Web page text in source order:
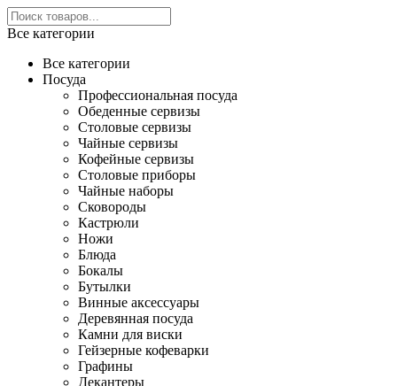
Все категории
Все категории
Посуда
Профессиональная посуда
Обеденные сервизы
Столовые сервизы
Чайные сервизы
Кофейные сервизы
Столовые приборы
Чайные наборы
Сковороды
Кастрюли
Ножи
Блюда
Бокалы
Бутылки
Винные аксессуары
Деревянная посуда
Камни для виски
Гейзерные кофеварки
Графины
Декантеры